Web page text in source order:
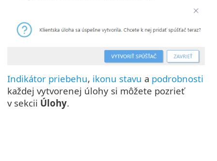
Indikátor priebehu, ikonu stavu a podrobnosti
každej vytvorenej úlohy si môžete pozrieť
v sekcii Úlohy.